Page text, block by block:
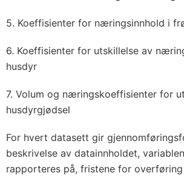
5. Koeffisienter for næringsinnhold i
6. Koeffisienter for utskillelse av
husdyr
7. Volum og næringskoeffisienter for
husdyrgjødsel
For hvert datasett gir
beskrivelse av datainnholdet,
rapporteres på, fristene for